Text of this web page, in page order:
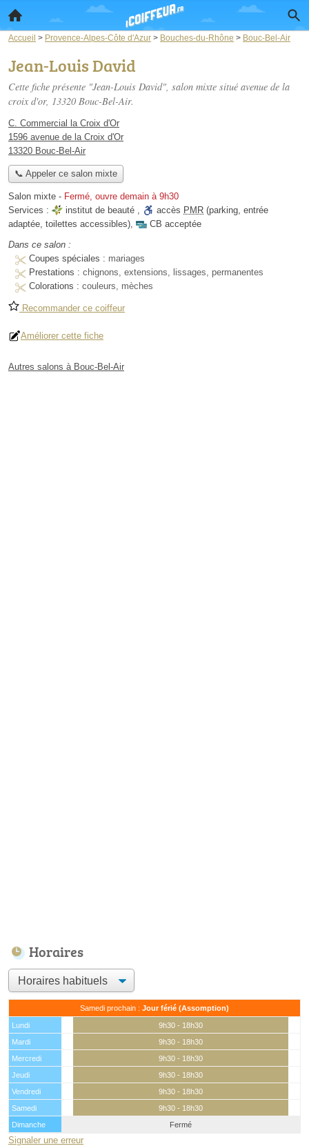
Accueil > Provence-Alpes-Côte d'Azur > Bouches-du-Rhône > Bouc-Bel-Air
Jean-Louis David
Cette fiche présente "Jean-Louis David", salon mixte situé avenue de la
croix d'or, 13320 Bouc-Bel-Air.
C. Commercial la Croix d'Or
1596 avenue de la Croix d'Or
13320 Bouc-Bel-Air
📞 Appeler ce salon mixte
Salon mixte - Fermé, ouvre demain à 9h30
Services :
institut de beauté , accès PMR (parking, entrée
adaptée, toilettes accessibles),
CB acceptée
Dans ce salon :
Coupes spéciales : mariages
Prestations : chignons, extensions, lissages, permanentes
Colorations : couleurs, mèches
Recommander ce coiffeur
Améliorer cette fiche
Autres salons à Bouc-Bel-Air
Horaires
Samedi prochain : Jour férié (Assomption)
Lundi
9h30 - 18h30
Mardi
9h30 - 18h30
Mercredi
9h30 - 18h30
Jeudi
9h30 - 18h30
Vendredi
9h30 - 18h30
Samedi
9h30 - 18h30
Dimanche
Fermé
Signaler une erreur